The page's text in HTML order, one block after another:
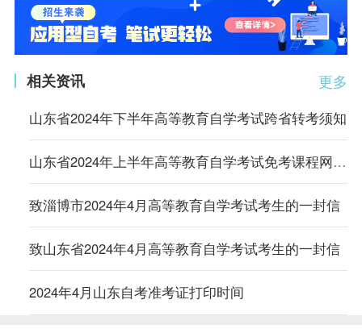
更多
相关资讯
山东省2024年下半年高等教育自学考试跨省转考须知
山东省2024年上半年高等教育自学考试免考课程网上申请考生须知
致淄博市2024年4月高等教育自学考试考生的一封信
致山东省2024年4月高等教育自学考试考生的一封信
2024年4月山东自考准考证打印时间